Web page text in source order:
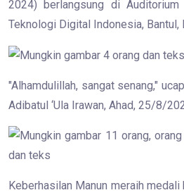
2024) berlangsung di
Teknologi Digital Indonesia, Bantul,
"Alhamdulillah, sangat senang,"
Adibatul ‘Ula Irawan, Ahad, 25/8/
Keberhasilan Manun meraih medali